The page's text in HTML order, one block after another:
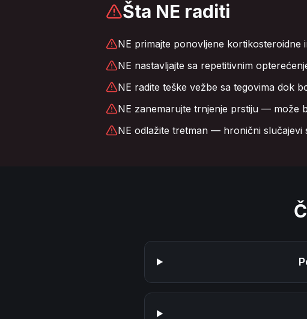
Šta NE raditi
NE primajte ponovljene kortikosteroidne
NE nastavljajte sa repetitivnim
NE radite teške vežbe sa tegovima dok
NE zanemarujte trnjenje prstiju — može
NE odlažite tretman — hronični slučajevi